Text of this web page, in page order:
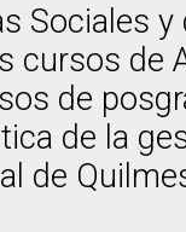
Sociales
cursos de
de
de la
de